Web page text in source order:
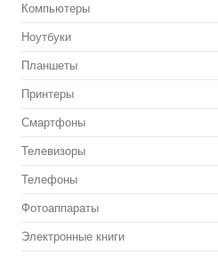
Компьютеры
Ноутбуки
Планшеты
Принтеры
Смартфоны
Телевизоры
Телефоны
Фотоаппараты
Электронные книги